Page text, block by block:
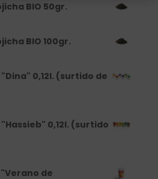
BIO 50gr.
BIO 100gr.
0,12l. (surtido de
0,12l. (surtido
de